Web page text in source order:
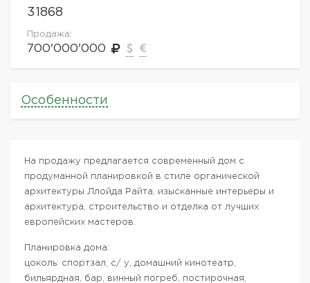
31868
Продажа:
700'000'000
Особенности
На продажу предлагается современный дом с
продуманной планировкой в стиле органической
архитектуры Ллойда Райта, изысканные интерьеры и
архитектура, строительство и отделка от лучших
европейских мастеров.
Планировка дома:
цоколь: спортзал, с/ у, домашний кинотеатр,
бильярдная, бар, винный погреб, постирочная,